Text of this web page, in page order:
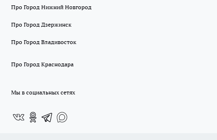
Про Город Нижний Новгород
Про Город Дзержинск
Про Город Владивосток
Про Город Краснодара
Мы в социальных сетях